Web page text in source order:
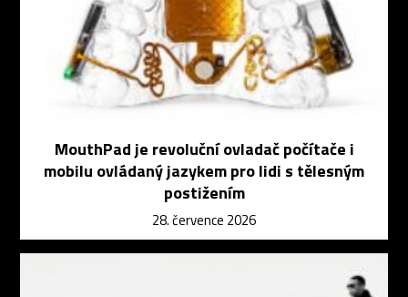
MouthPad je revoluční ovladač počítače i
mobilu ovládaný jazykem pro lidi s tělesným
postižením
28. července 2026